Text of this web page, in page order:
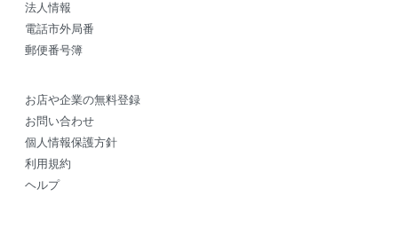
法人情報
電話市外局番
郵便番号簿
お店や企業の無料登録
お問い合わせ
個人情報保護方針
利用規約
ヘルプ